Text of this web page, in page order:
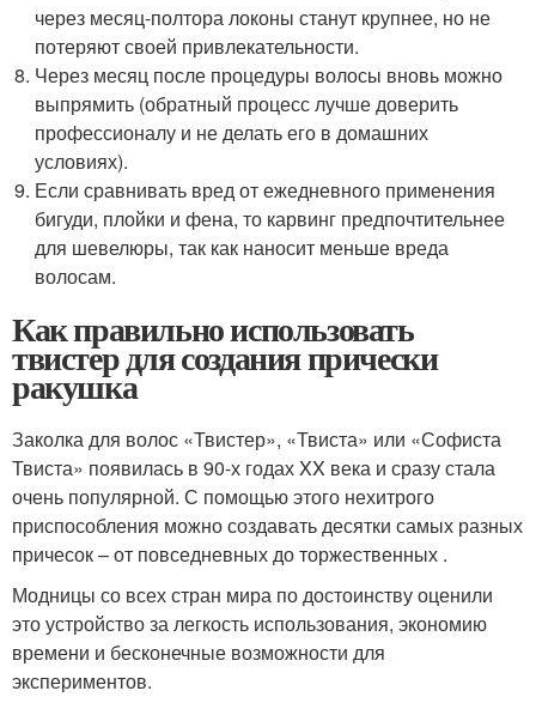
через месяц-полтора локоны станут крупнее, но не
потеряют своей привлекательности.
Через месяц после процедуры волосы вновь можно
выпрямить (обратный процесс лучше доверить
профессионалу и не делать его в домашних
условиях).
Если сравнивать вред от ежедневного применения
бигуди, плойки и фена, то карвинг предпочтительнее
для шевелюры, так как наносит меньше вреда
волосам.
Как правильно использовать
твистер для создания прически
ракушка
Заколка для волос «Твистер», «Твиста» или «Софиста
Твиста» появилась в 90-х годах XX века и сразу стала
очень популярной. С помощью этого нехитрого
приспособления можно создавать десятки самых разных
причесок – от повседневных до торжественных .
Модницы со всех стран мира по достоинству оценили
это устройство за легкость использования, экономию
времени и бесконечные возможности для
экспериментов.